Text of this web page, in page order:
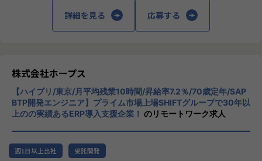
コンサルティングを主軸にイノベーションを起こすためのソ
リューションを提供する会社です。
・MISSION「ワークをもっとワクワクに」
ヒトが元気になれば、ビジネスも活性化する。
​ヒトが何をすべきかを追求し、ITの力で “働くを楽しく” へ
チ開発やコンサルティングまで幅広いサービ
スを提供しています。クラウドERPやローコ
ード開発を柱とし、業務効率化やDX推進、経
CloudやOracle ERP Cloudなどを活用し、企
業の業務プロセスを最適化し、経営管理の強
化を図っています1。
社風/文化
ホープスは、若手社員が活躍できる環境で、
社内の風通しが良く、活気に満ちた雰囲気が
特徴です。多様性を重視し、様々な国籍や背
詳細を見る 応募する
株式会社ホープス
【ハイブリ/東京/月平均残業10時間/昇給率7.2％/70歳定年/SAP
BTP開発エンジニア】プライム市場上場SHIFTグループで30年以
上のの実績あるERP導入支援企業！ のリモートワーク求人
週1日以上出社 受託開発